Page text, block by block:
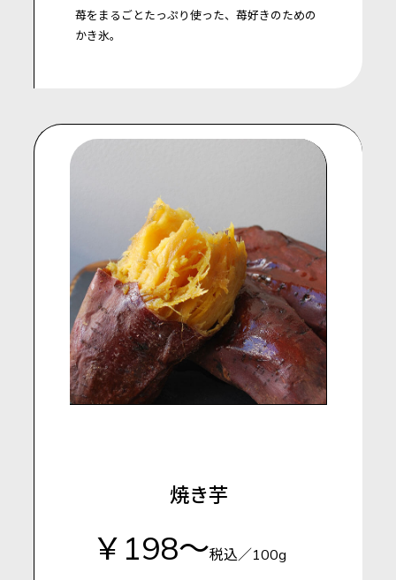
苺をまるごとたっぷり使った、苺好きのための
かき氷。
焼き芋
￥198～税込／100g